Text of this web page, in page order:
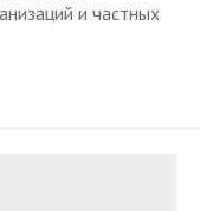
и частных